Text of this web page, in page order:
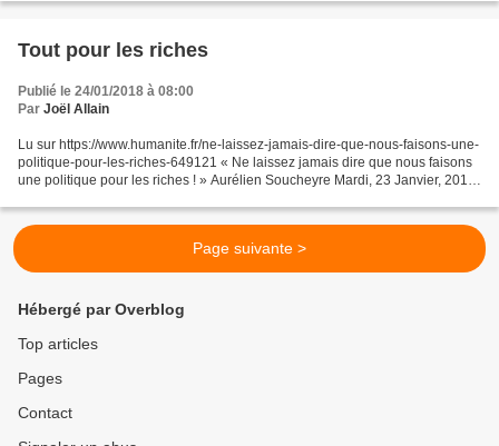
Tout pour les riches
Publié le 24/01/2018 à 08:00
Par Joël Allain
Lu sur https://www.humanite.fr/ne-laissez-jamais-dire-que-nous-faisons-une-
politique-pour-les-riches-649121 « Ne laissez jamais dire que nous faisons
une politique pour les riches ! » Aurélien Soucheyre Mardi, 23 Janvier, 2018
Page suivante >
Hébergé par Overblog
Top articles
Pages
Contact